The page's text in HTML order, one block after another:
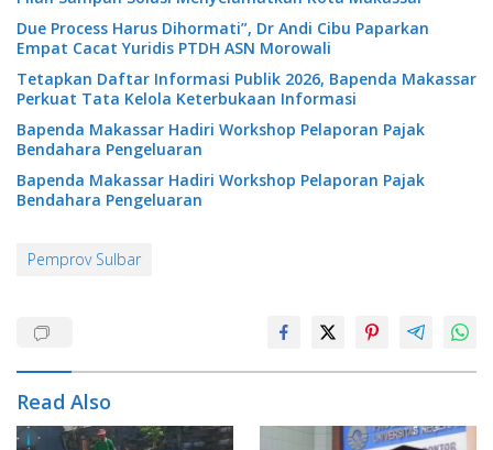
Due Process Harus Dihormati”, Dr Andi Cibu Paparkan
Empat Cacat Yuridis PTDH ASN Morowali
Tetapkan Daftar Informasi Publik 2026, Bapenda Makassar
Perkuat Tata Kelola Keterbukaan Informasi
Bapenda Makassar Hadiri Workshop Pelaporan Pajak
Bendahara Pengeluaran
Bapenda Makassar Hadiri Workshop Pelaporan Pajak
Bendahara Pengeluaran
Pemprov Sulbar
Read Also